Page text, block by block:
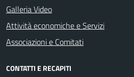
Galleria Video
Attività economiche e Servizi
Associazioni e Comitati
CONTATTI E RECAPITI